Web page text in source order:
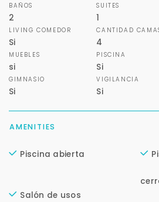
BAÑOS
2
SUITES
1
LIVING COMEDOR
Si
CANTIDAD
4
MUEBLES
si
PISCINA
Si
GIMNASIO
Si
VIGILANCIA
Si
AMENITIES
Piscina abierta
Salón de usos
Para
mejor y más